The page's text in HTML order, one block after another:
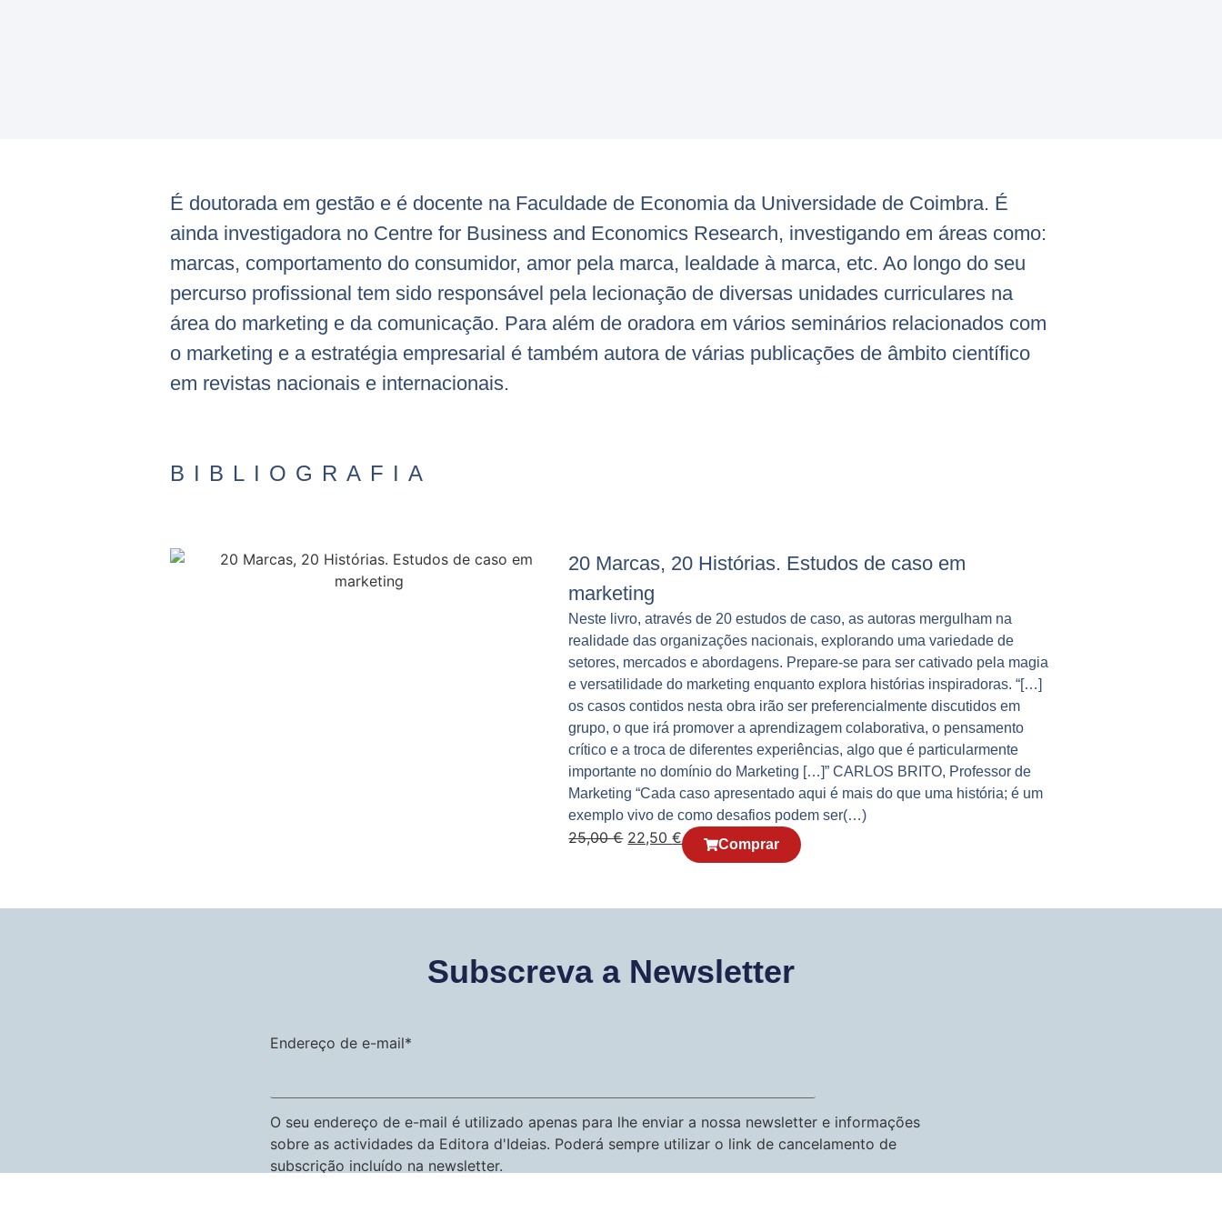
É doutorada em gestão e é docente na Faculdade de Economia da Universidade de Coimbra. É
ainda investigadora no Centre for Business and Economics Research, investigando em áreas como:
marcas, comportamento do consumidor, amor pela marca, lealdade à marca, etc. Ao longo do seu
percurso profissional tem sido responsável pela lecionação de diversas unidades curriculares na
área do marketing e da comunicação. Para além de oradora em vários seminários relacionados com
o marketing e a estratégia empresarial é também autora de várias publicações de âmbito científico
em revistas nacionais e internacionais.
BIBLIOGRAFIA
20 Marcas, 20 Histórias. Estudos de caso em
marketing
Neste livro, através de 20 estudos de caso, as autoras mergulham na
realidade das organizações nacionais, explorando uma variedade de
setores, mercados e abordagens. Prepare-se para ser cativado pela magia
e versatilidade do marketing enquanto explora histórias inspiradoras. “[…]
os casos contidos nesta obra irão ser preferencialmente discutidos em
grupo, o que irá promover a aprendizagem colaborativa, o pensamento
crítico e a troca de diferentes experiências, algo que é particularmente
importante no domínio do Marketing […]” CARLOS BRITO, Professor de
Marketing “Cada caso apresentado aqui é mais do que uma história; é um
exemplo vivo de como desafios podem ser(…)
25,00€ 22,50€ Comprar
Subscreva a Newsletter
Endereço de e-mail*
O seu endereço de e-mail é utilizado apenas para lhe enviar a nossa newsletter e informações
sobre as actividades da Editora d'Ideias. Poderá sempre utilizar o link de cancelamento de
subscrição incluído na newsletter.